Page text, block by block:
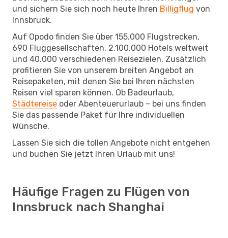
und sichern Sie sich noch heute Ihren Billigflug von
Innsbruck.
Auf Opodo finden Sie über 155.000 Flugstrecken,
690 Fluggesellschaften, 2.100.000 Hotels weltweit
und 40.000 verschiedenen Reisezielen. Zusätzlich
profitieren Sie von unserem breiten Angebot an
Reisepaketen, mit denen Sie bei Ihren nächsten
Reisen viel sparen können. Ob Badeurlaub,
Städtereise oder Abenteuerurlaub – bei uns finden
Sie das passende Paket für Ihre individuellen
Wünsche.
Lassen Sie sich die tollen Angebote nicht entgehen
und buchen Sie jetzt Ihren Urlaub mit uns!
Häufige Fragen zu Flügen von
Innsbruck nach Shanghai